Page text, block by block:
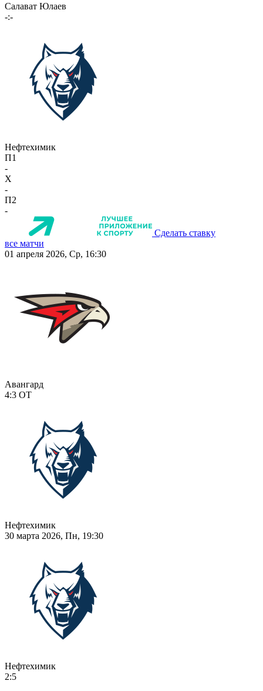
Салават Юлаев
-:-
Нефтехимик
П1
-
X
-
П2
-
Сделать ставку
все матчи
01 апреля 2026, Ср, 16:30
Авангард
4:3 ОТ
Нефтехимик
30 марта 2026, Пн, 19:30
Нефтехимик
2:5